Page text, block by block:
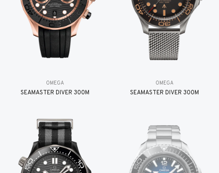
OMEGA
SEAMASTER DIVER 300M
OMEGA
SEAMASTER DIVER 300M